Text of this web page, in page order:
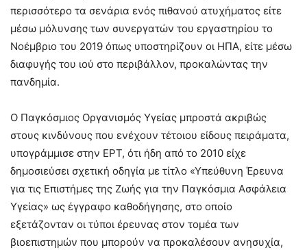
περισσότερο τα σενάρια ενός πιθανού ατυχήματος είτε
μέσω μόλυνσης των συνεργατών του εργαστηρίου το
Νοέμβριο του 2019 όπως υποστηρίζουν οι ΗΠΑ, είτε μέσω
διαφυγής του ιού στο περιβάλλον, προκαλώντας την
πανδημία.
Ο Παγκόσμιος Οργανισμός Υγείας μπροστά ακριβώς
στους κινδύνους που ενέχουν τέτοιου είδους πειράματα,
υπογράμμισε στην ΕΡΤ, ότι ήδη από το 2010 είχε
δημοσιεύσει σχετική οδηγία με τίτλο «Υπεύθυνη Έρευνα
για τις Επιστήμες της Ζωής για την Παγκόσμια Ασφάλεια
Υγείας» ως έγγραφο καθοδήγησης, στο οποίο
εξετάζονταν οι τύποι έρευνας στον τομέα των
βιοεπιστημών που μπορούν να προκαλέσουν ανησυχία,